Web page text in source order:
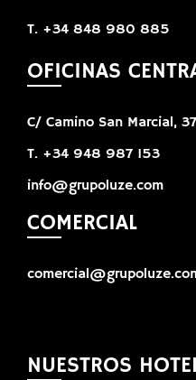
T. +34 848 980 885
OFICINAS
C/ Camino San Marcial,
T. +34 948 987 153
info@grupoluze.com
COMERCIAL
NUESTROS